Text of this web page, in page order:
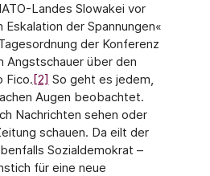
Landes Slowakei vor
Eskalation der Spannungen«
der Konferenz
Angstschauer über den
Fico.[2] So geht es jedem,
Augen beobachtet.
Nachrichten sehen oder
schauen. Da eilt der
Sozialdemokrat –
für eine neue